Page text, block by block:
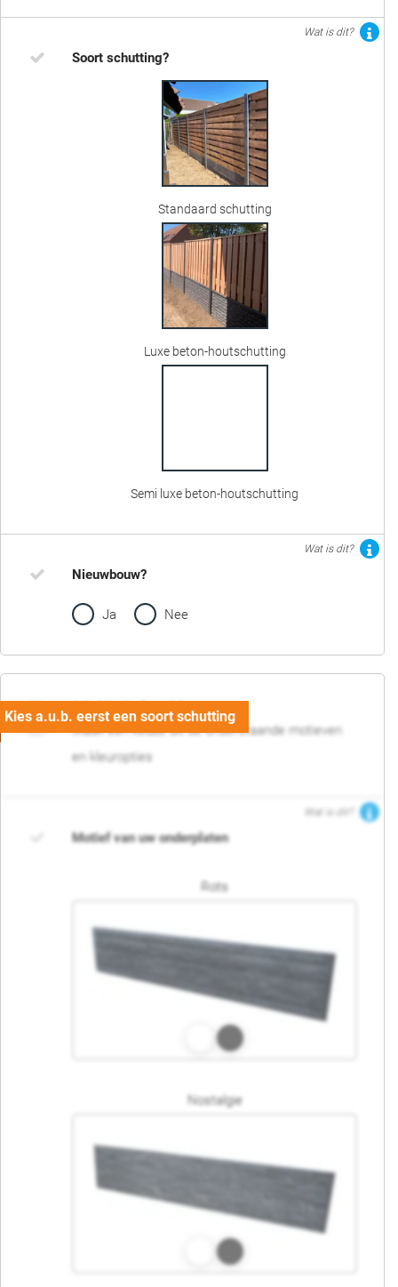
Wat is dit?
Soort schutting?
Standaard schutting
Luxe beton-houtschutting
Semi luxe beton-houtschutting
Wat is dit?
Nieuwbouw?
Ja Nee
02. Motief en kleur
Maak een keuze uit de onderstaande motieven
en kleuropties
Wat is dit?
Motief van uw onderplaten
Rots
Nostalgie